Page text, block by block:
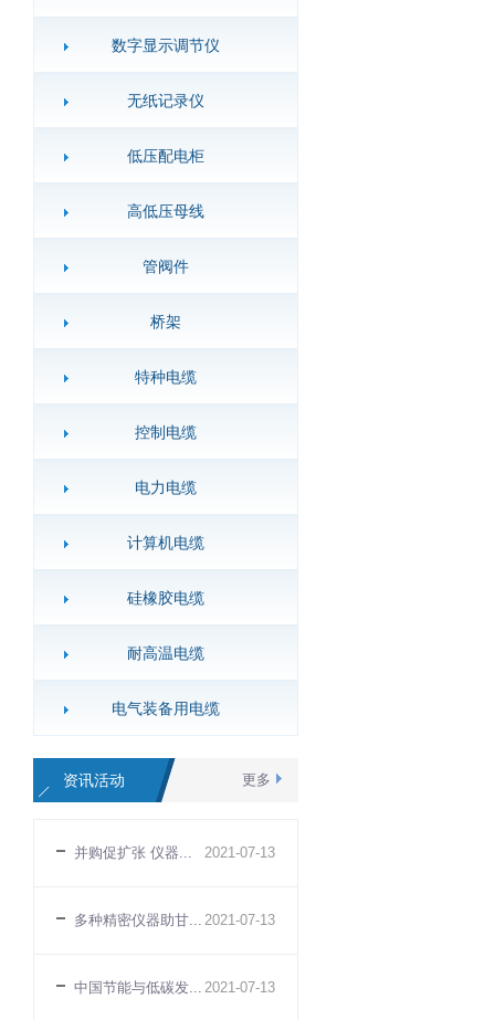
数字显示调节仪
无纸记录仪
低压配电柜
高低压母线
管阀件
桥架
特种电缆
控制电缆
电力电缆
计算机电缆
硅橡胶电缆
耐高温电缆
电气装备用电缆
更多
资讯活动
2021-07-13
并购促扩张 仪器...
2021-07-13
多种精密仪器助甘...
2021-07-13
中国节能与低碳发...